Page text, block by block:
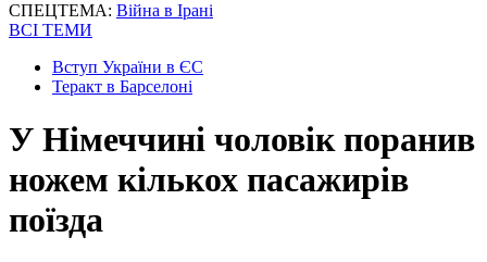
СПЕЦТЕМА: Війна в Ірані
ВСІ ТЕМИ
Вступ України в ЄС
Теракт в Барселоні
У Німеччині чоловік поранив
ножем кількох пасажирів
поїзда